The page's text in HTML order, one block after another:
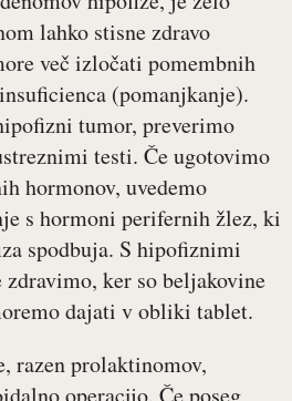
lahko stisne zdravo
več izločati pomembnih
(pomanjkanje).
tumor, preverimo
testi. Če ugotovimo
hormonov, uvedemo
s hormoni perifernih žlez, ki
spodbuja. S hipofiznimi
ker so beljakovine
dajati v obliki tablet.
razen prolaktinomov,